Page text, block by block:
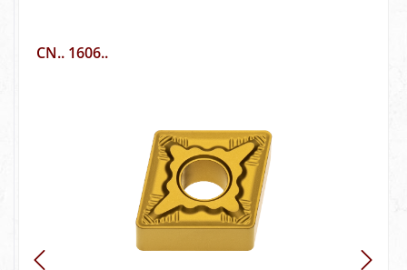
CN.. 1606..